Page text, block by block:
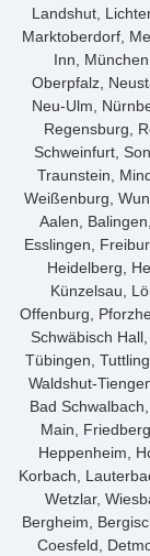
Landshut,
Marktoberdorf,
Inn,
Oberpfalz,
Neu-Ulm,
Regensburg,
Schweinfurt,
Traunstein,
Weißenburg,
Aalen,
Esslingen,
Heidelberg,
Künzelsau,
Offenburg,
Schwäbisch
Tübingen,
Waldshut-
Bad
Main,
Heppenheim,
Korbach,
Wetzlar,
Bergheim,
Coesfeld,